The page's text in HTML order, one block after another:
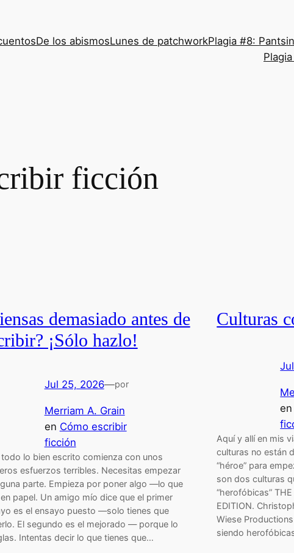
De los abismosLunes de patchworkPlagia #8:
ficción
demasiado antes de
¡Sólo hazlo!
Jul 25, 2026—por
Merriam A. Grain
en Cómo escribir
ficción
todo lo bien escrito comienza con unos
esfuerzos terribles. Necesitas empezar
parte. Empieza por poner algo —lo que
papel. Un amigo mío dice que el primer
es el ensayo puesto —solo tienes que
El segundo es el mejorado — porque lo
Intentas decir lo que tienes que…
Culturas
en
Aquí y allí en mis
culturas no están
“héroe” para
son dos culturas
“herofóbicas” THE
EDITION.
Wiese
siendo